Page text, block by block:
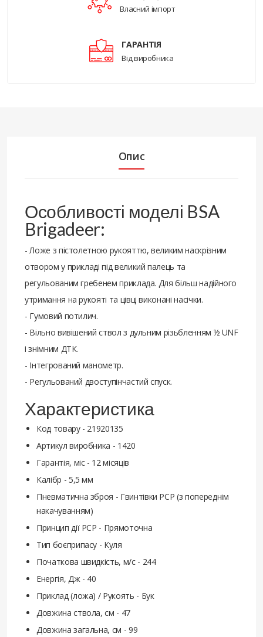
Власний імпорт
ГАРАНТІЯ
Від виробника
Опис
Особливості моделі BSA
Brigadeer:
- Ложе з пістолетною рукояттю, великим наскрізним
отвором у прикладі під великий палець та
регульованим гребенем приклада. Для більш надійного
утримання на рукояті та цівці виконані насічки.
- Гумовий потилич.
- Вільно вивішений ствол з дульним різьбленням ½ UNF
і знімним ДТК.
- Інтегрований манометр.
- Регульований двоступінчастий спуск.
Характеристика
Код товару - 21920135
Артикул виробника - 1420
Гарантія, міс - 12 місяців
Калібр - 5,5 мм
Пневматична зброя - Гвинтівки РСР (з попереднім
накачуванням)
Принцип дії PCP - Прямоточна
Тип боєприпасу - Куля
Початкова швидкість, м/с - 244
Енергія, Дж - 40
Приклад (ложа) / Рукоять - Бук
Довжина ствола, см - 47
Довжина загальна, см - 99